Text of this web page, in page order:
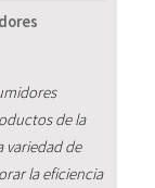
de la
variedad de
la eficiencia